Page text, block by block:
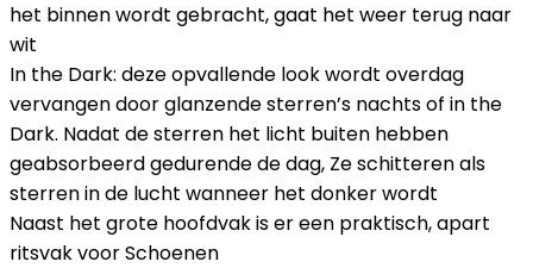
het binnen wordt gebracht, gaat het weer terug naar
wit
In the Dark: deze opvallende look wordt overdag
vervangen door glanzende sterren’s nachts of in the
Dark. Nadat de sterren het licht buiten hebben
geabsorbeerd gedurende de dag, Ze schitteren als
sterren in de lucht wanneer het donker wordt
Naast het grote hoofdvak is er een praktisch, apart
ritsvak voor Schoenen